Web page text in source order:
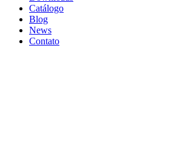
Catálogo
Blog
News
Contato